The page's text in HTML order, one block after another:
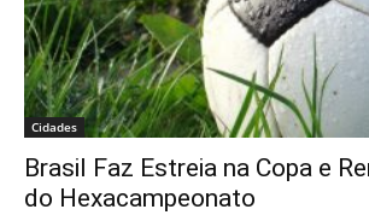
Cidades
Brasil Faz Estreia na Copa e
do Hexacampeonato